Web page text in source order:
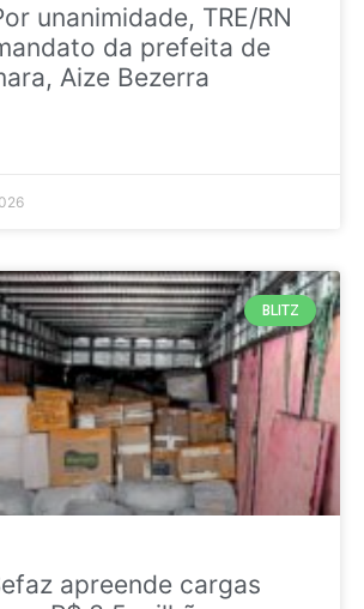
unanimidade, TRE/RN
da prefeita de
Aize Bezerra
BLITZ
apreende cargas